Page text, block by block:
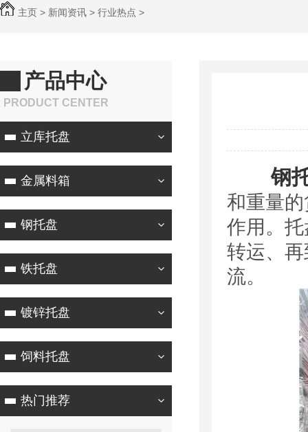
主页 > 新闻资讯 > 行业热点 >
产品中心
PRODUCT CENTER
立库托盘
金属料箱
钢托盘
铁托盘
镀锌托盘
饲料托盘
热门推荐
钢
和重量
作用。
转运、
流。